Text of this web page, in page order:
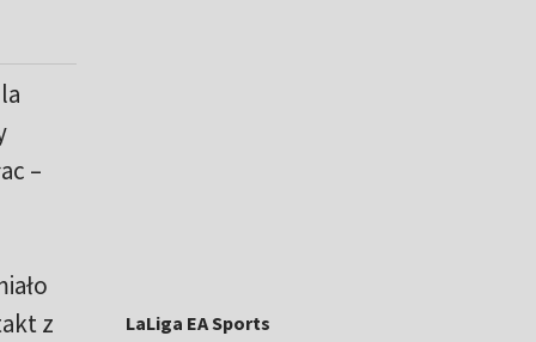
–
z
LaLiga EA Sports